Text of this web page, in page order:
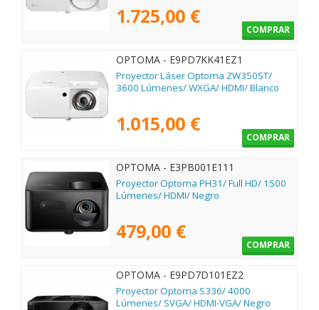
1.725,00 €
COMPRAR
OPTOMA - E9PD7KK41EZ1
Proyector Láser Optoma ZW350ST/
3600 Lúmenes/ WXGA/ HDMI/ Blanco
1.015,00 €
COMPRAR
OPTOMA - E3PB001E111
Proyector Optoma PH31/ Full HD/ 1500
Lúmenes/ HDMI/ Negro
479,00 €
COMPRAR
OPTOMA - E9PD7D101EZ2
Proyector Optoma S336/ 4000
Lúmenes/ SVGA/ HDMI-VGA/ Negro